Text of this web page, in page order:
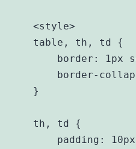
    <style>
    table, th, td {
border: 1px
border-
    }
    th, td {
padding: